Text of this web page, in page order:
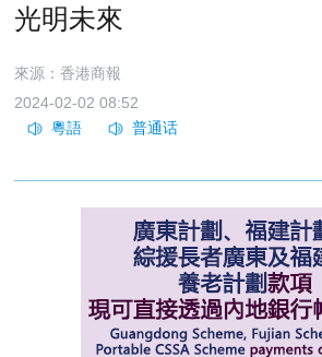
光明未來
來源：香港商報
2024-02-02 08:52